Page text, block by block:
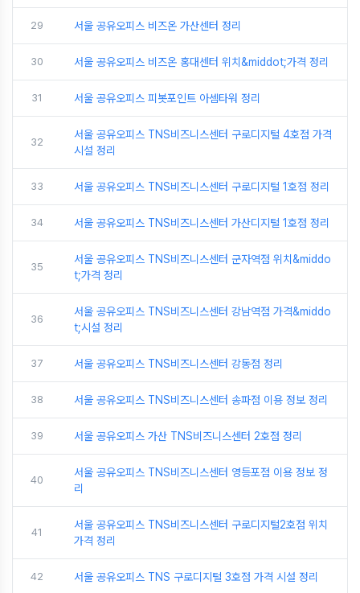
29 서울 공유오피스 비즈온 가산센터 정리
30 서울 공유오피스 비즈온 홍대센터 위치&middot;가격 정리
31 서울 공유오피스 피봇포인트 아셈타워 정리
32
서울 공유오피스 TNS비즈니스센터 구로디지털 4호점 가격
시설 정리
33 서울 공유오피스 TNS비즈니스센터 구로디지털 1호점 정리
34 서울 공유오피스 TNS비즈니스센터 가산디지털 1호점 정리
35
서울 공유오피스 TNS비즈니스센터 군자역점 위치&middo
t;가격 정리
36
서울 공유오피스 TNS비즈니스센터 강남역점 가격&middo
t;시설 정리
37 서울 공유오피스 TNS비즈니스센터 강동점 정리
38 서울 공유오피스 TNS비즈니스센터 송파점 이용 정보 정리
39 서울 공유오피스 가산 TNS비즈니스센터 2호점 정리
40
서울 공유오피스 TNS비즈니스센터 영등포점 이용 정보 정
리
41
서울 공유오피스 TNS비즈니스센터 구로디지털2호점 위치
가격 정리
42 서울 공유오피스 TNS 구로디지털 3호점 가격 시설 정리